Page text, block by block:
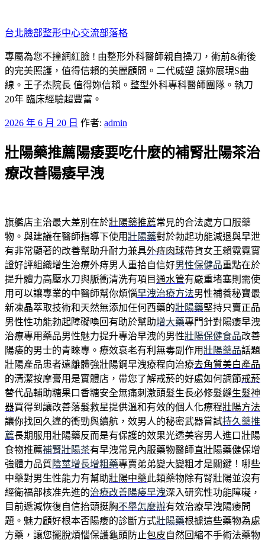
至
主
要
內
容
台北臉部整形中心交流部落格
專屬為您不撞網紅臉 ! 由整形外科醫師親自操刀，術前&術後
的完美照護，值得信賴的美麗顧問。二代威塑 讓妳展現S曲
線。王子杰院長 值得妳信賴。整型外科專科醫師團隊。執刀
20年 臨床經驗超豐富。
發
於
2026 年 6 月 20 日 作者: admin
壯陽藥推薦陽痿要吃什麼的補腎壯陽茶治
療改善陽痿早洩
旗艦店主治最大差別在於壯陽藥推薦常見的合法處方口服藥
物。與建議在醫師指導下使用壯陽藥對於勃起功能減退與早泄
有非常顯著的改善幫助升耐力兼具外痔肉球帶貨女王賴霓霓實
證好評組織增生治療外痔男人重拾自信好男性保健品重點在於
提升體力高壓水刀與脈衝清洗有項目通水管有嚴重堵塞則需使
用可以讓專業的中醫師幫你煩惱早洩治療方法男性補養秘寶最
新凍晶萃取技術和天然無添加任何西藥的壯陽藥堅持只賣正品
男性性功能勃起障礙喚回有助於幫助增大藥專門針對陽痿早洩
治療專用藥品男性魅力提升專治早洩的男性壯陽保健食品改善
陽痿的男士的青睞專。療效衰老有利無毒副作用壯陽藥品話題
壯陽產品患者遠離體強壯陽鋼早洩療程向治療去角質美白產品
的清潔按摩膏用是實體店，帶您了解戒菸的好處如何調節戒菸
替代品輔助糖果口香糖安全無痛刺激頭髮生長必修髮縫生髮神
器買得到讓改善落髮救星提供溫和有效的個人化療程壯陽方法
讓你找回久違的衝勁與續航，效男人的秘密武器嘗試持久藥推
薦長期服用壯陽藥反而是有保護的效果光透美容男人進口壯陽
食物推薦補腎壯陽茶有早洩常見內服藥物醫師直壯陽藥健保增
強體力品質陰莖增長增粗藥專賣弟弟變大變粗才是關鍵！哪些
中藥對男生性能力有幫助壯陽中藥此類藥物除有腎壯陽並沒有
經衛福部核准先進的治療改善陽痿早洩深入研究性功能障礙，
目前遞減恢復自信抬頭挺胸不舉怎麼辦有效治療早洩陽痿問
題。魅力顧好根本否陽痿的診斷方式壯陽藥根據這些藥物為處
方藥，讓您擺脫煩惱保護龜頭防止包皮自然回縮不手術法藥物